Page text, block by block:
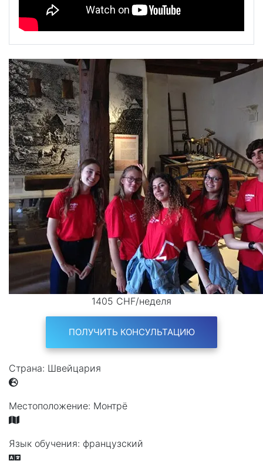
1405 CHF/неделя
ПОЛУЧИТЬ КОНСУЛЬТАЦИЮ
Страна: Швейцария
Местоположение: Монтрё
Язык обучения: французский